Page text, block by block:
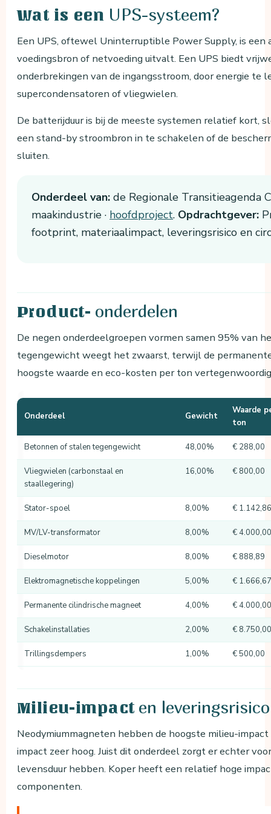
Wat is een UPS-systeem?
Een UPS, oftewel Uninterruptible Power Supply, is
voedingsbron of netvoeding uitvalt. Een UPS biedt
onderbrekingen van de ingangsstroom, door energie te
supercondensatoren of vliegwielen.
De batterijduur is bij de meeste systemen relatief kort,
een stand-by stroombron in te schakelen of de
sluiten.
Onderdeel van: de Regionale Transitieagenda
maakindustrie · hoofdproject. Opdrachtgever:
footprint, materiaalimpact, leveringsrisico en
Product- onderdelen
De negen onderdeelgroepen vormen samen 95% van
tegengewicht weegt het zwaarst, terwijl de
hoogste waarde en eco-kosten per ton
Onderdeel Gewicht
Waarde
ton
Betonnen of stalen tegengewicht 48,00% € 288,00
Vliegwielen (carbonstaal en
staallegering)
16,00% € 800,00
Stator-spoel 8,00% €
MV/LV-transformator 8,00% €
Dieselmotor 8,00% € 888,89
Elektromagnetische koppelingen 5,00% €
Permanente cilindrische magneet 4,00% €
Schakelinstallaties 2,00% €
Trillingsdempers 1,00% € 500,00
Milieu-impact en leveringsrisico
Neodymiummagneten hebben de hoogste milieu-
impact zeer hoog. Juist dit onderdeel zorgt er echter
levensduur hebben. Koper heeft een relatief hoge
componenten.